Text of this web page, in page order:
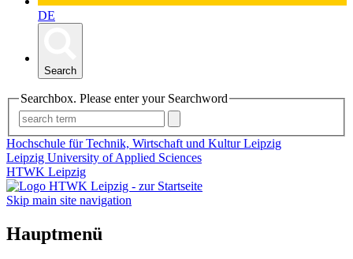
DE
Search
Searchbox. Please enter your Searchword
Hochschule für Technik, Wirtschaft und Kultur Leipzig
Leipzig University of Applied Sciences
HTWK Leipzig
Skip main site navigation
Hauptmenü